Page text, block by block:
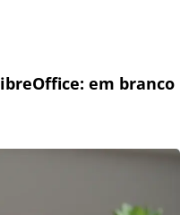
em branco